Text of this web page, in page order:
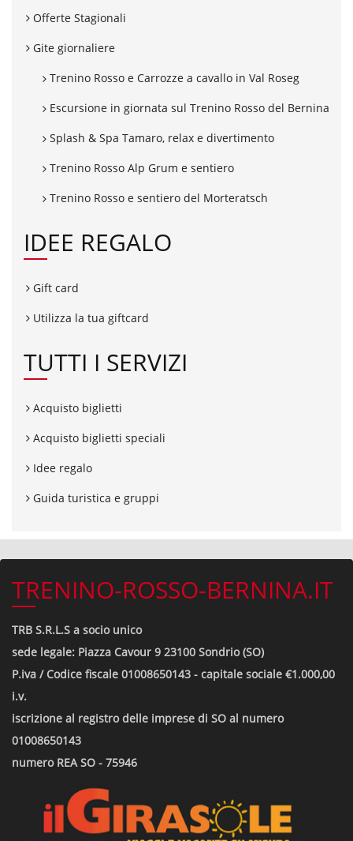
Offerte Stagionali
Gite giornaliere
Trenino Rosso e Carrozze a cavallo in Val Roseg
Escursione in giornata sul Trenino Rosso del Bernina
Splash & Spa Tamaro, relax e divertimento
Trenino Rosso Alp Grum e sentiero
Trenino Rosso e sentiero del Morteratsch
IDEE REGALO
Gift card
Utilizza la tua giftcard
TUTTI I SERVIZI
Acquisto biglietti
Acquisto biglietti speciali
Idee regalo
Guida turistica e gruppi
TRENINO-ROSSO-BERNINA.IT
TRB S.R.L.S a socio unico
sede legale: Piazza Cavour 9 23100 Sondrio (SO)
P.iva / Codice fiscale 01008650143 - capitale sociale €1.000,00
i.v.
iscrizione al registro delle imprese di SO al numero
01008650143
numero REA SO - 75946